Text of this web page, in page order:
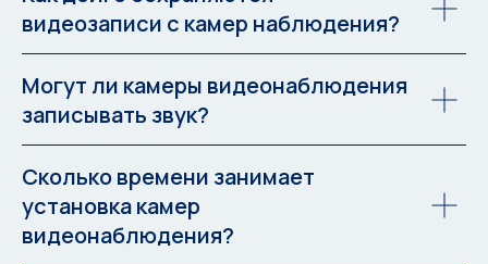
видеозаписи с камер наблюдения?
Могут ли камеры видеонаблюдения
записывать звук?
Сколько времени занимает
установка камер
видеонаблюдения?
Все права защищены
Cookie